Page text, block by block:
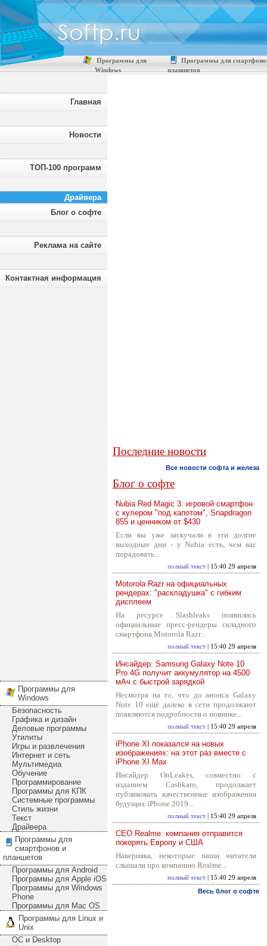
Программы для
Windows
Программы для
планшетов
Главная
Новости
ТОП-100 программ
Драйвера
Блог о софте
Реклама на сайте
Контактная информация
Программы для
Windows
Безопасность
Графика и дизайн
Деловые программы
Утилиты
Игры и развлечения
Интернет и сеть
Мультимедиа
Обучение
Программирование
Программы для КПК
Системные программы
Стиль жизни
Текст
Драйвера
Программы для
смартфонов и
планшетов
Программы для Android
Программы для Apple iOS
Программы для Windows
Phone
Программы для Mac OS
Программы для Linux и
Unix
ОС и Desktop
Последние новости
Все новости софта и железа
Блог о софте
Nubia Red Magic 3: игровой смартфон
с кулером "под капотом", Snapdragon
855 и ценником от $430
Если вы уже заскучали в эти долгие
выходные дни - у Nubia есть, чем вас
порадовать...
полный текст | 15:40 29 апреля
Motorola Razr на официальных
рендерах: "раскладушка" с гибким
дисплеем
На ресурсе Slashleaks появились
официальные пресс-рендеры складного
смартфона Motorola Razr...
полный текст | 15:40 29 апреля
Инсайдер: Samsung Galaxy Note 10
Pro 4G получит аккумулятор на 4500
мАч с быстрой зарядкой
Несмотря на то, что до анонса Galaxy
Note 10 ещё далеко в сети продолжают
появляются подробности о новинке...
полный текст | 15:40 29 апреля
iPhone XI показался на новых
изображениях: на этот раз вместе с
iPhone XI Max
Инсайдер OnLeakes, совместно с
изданием Cashkaro, продолжает
публиковать качественные изображения
будущих iPhone 2019...
полный текст | 15:40 29 апреля
CEO Realme: компания отправится
покорять Европу и США
Наверняка, некоторые наши читатели
слышали про компанию Realme...
полный текст | 15:40 29 апреля
Весь блог о софте